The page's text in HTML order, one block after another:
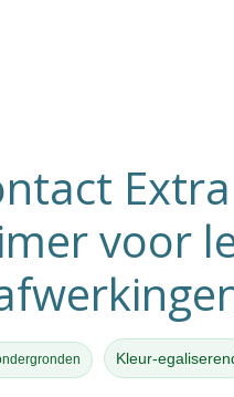
voor
Kleur-